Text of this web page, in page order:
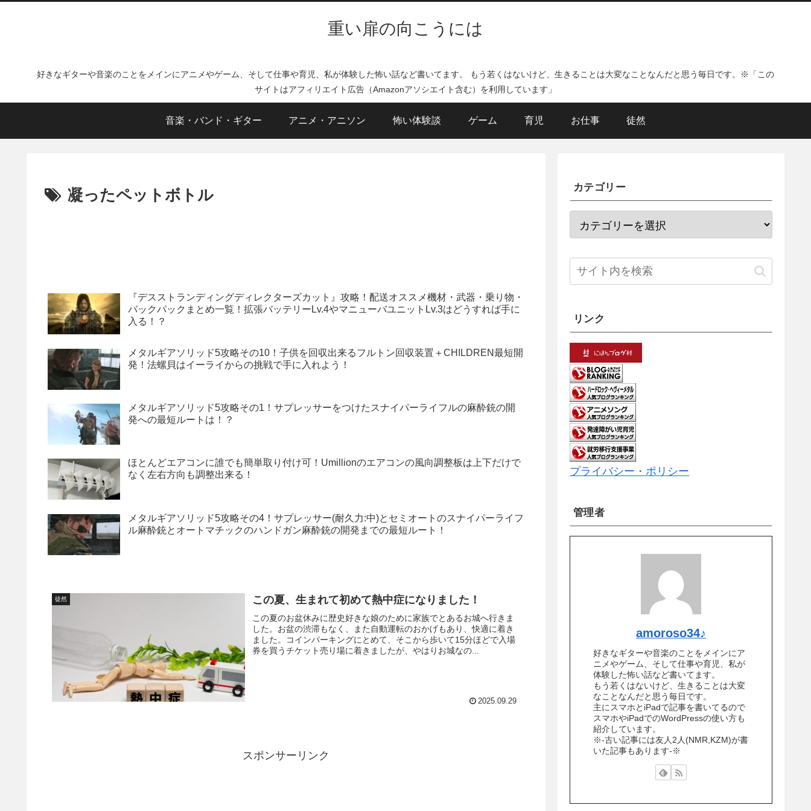
重い扉の向こうには
好きなギターや音楽のことをメインにアニメやゲーム、そして仕事や育児、私が体験した怖い話など書いてます。 もう若くはないけど、生きることは大変なことなんだと思う毎日です。※「この
サイトはアフィリエイト広告（Amazonアソシエイト含む）を利用しています」
音楽・バンド・ギター アニメ・アニソン 怖い体験談 ゲーム 育児 お仕事 徒然
凝ったペットボトル
『デスストランディングディレクターズカット』攻略！配送オススメ機材・武器・乗り物・
バックパックまとめ一覧！拡張バッテリーLv.4やマニューバユニットLv.3はどうすれば手に
入る！？
メタルギアソリッド5攻略その10！子供を回収出来るフルトン回収装置＋CHILDREN最短開
発！法螺貝はイーライからの挑戦で手に入れよう！
メタルギアソリッド5攻略その1！サプレッサーをつけたスナイパーライフルの麻酔銃の開
発への最短ルートは！？
ほとんどエアコンに誰でも簡単取り付け可！Umillionのエアコンの風向調整板は上下だけで
なく左右方向も調整出来る！
メタルギアソリッド5攻略その4！サプレッサー(耐久力:中)とセミオートのスナイパーライフ
ル麻酔銃とオートマチックのハンドガン麻酔銃の開発までの最短ルート！
徒然 この夏、生まれて初めて熱中症になりました！
この夏のお盆休みに歴史好きな娘のために家族でとあるお城へ行きま
した。お盆の渋滞もなく、また自動運転のおかげもあり、快適に着き
ました。コインパーキングにとめて、そこから歩いて15分ほどで入場
券を買うチケット売り場に着きましたが、やはりお城なの...
2025.09.29
スポンサーリンク
カテゴリー
リンク
プライバシー・ポリシー
管理者
amoroso34♪
好きなギターや音楽のことをメインにア
ニメやゲーム、そして仕事や育児、私が
体験した怖い話など書いてます。
もう若くはないけど、生きることは大変
なことなんだと思う毎日です。
主にスマホとiPadで記事を書いてるので
スマホやiPadでのWordPressの使い方も
紹介しています。
※-古い記事には友人2人(NMR,KZM)が書
いた記事もあります-※